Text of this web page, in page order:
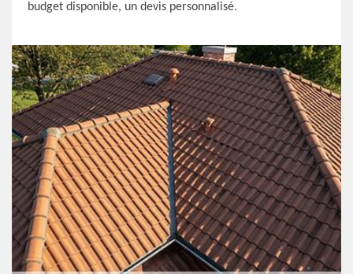
budget disponible, un devis personnalisé.